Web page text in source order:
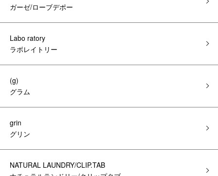
ガーゼ/ローブデポー
Labo ratory
ラボレイトリー
(g)
グラム
grin
グリン
NATURAL LAUNDRY/CLIP.TAB